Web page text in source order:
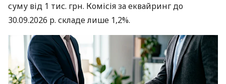
суму від 1 тис. грн. Комісія за еквайринг до
30.09.2026 р. складе лише 1,2%.